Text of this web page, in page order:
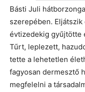
Básti Juli
szerepében.
évtizedekig gyűjtötte
Tűrt, leplezett,
tette a lehetetlen
fagyosan dermesztő
megfelelni a